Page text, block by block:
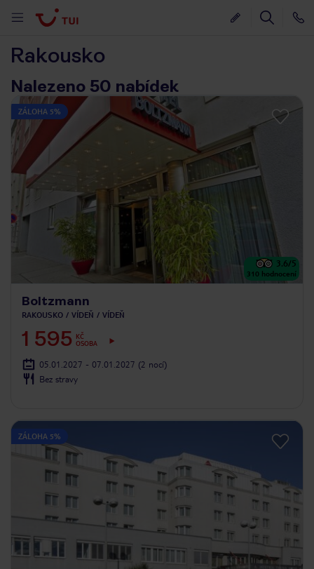
Rakousko
Nalezeno 50 nabídek
ZÁLOHA 5%
3.6/5
310 hodnocení
Boltzmann
RAKOUSKO VÍDEŇ VÍDEŇ
1 595
KČ
OSOBA
05.01.2027 - 07.01.2027 (2 nocí)
Bez stravy
ZÁLOHA 5%